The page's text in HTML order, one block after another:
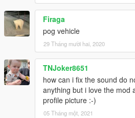
Firaga
pog vehicle
29 Tháng mười hai, 2020
TNJoker8651
how can i fix the sound do
anything but i love the mod
profile picture :-)
05 Tháng một, 2021